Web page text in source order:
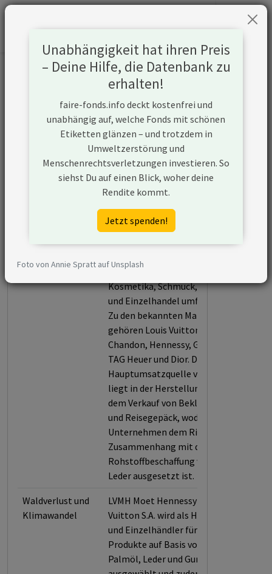
Informationen zum Unternehmen
LVMH Moet Hennessy  Louis
Vuitton
https://www.lvmh.com/
Konflikte
Kurzbeschreibung
LVMH ist eine französische
Unternehmensgruppe im
Luxusgüterbereich, dessen
Spirituosen, Parfums,
Kosmetika, Schmuck, Mode
und Einzelhandel umfassen.
Zu den bekannten Marken
gehören Louis Vuitton, Moët &
Chandon, Hennessy, Givenchy,
TAG Heuer und Dior. Die
Hauptumsatzquelle von LVMH
liegt in der Herstellung und
dem Verkauf von Bekleidung
und Reisegepäck, wodurch das
Unternehmen dem Risiko im
Zusammenhang mit der
Rohstoffbeschaffung von
Leder ausgesetzt ist.
Waldverlust und
Klimawandel
LVMH Moet Hennessy Louis
Vuitton S.A. wird als Hersteller
und Einzelhändler für
Produkte auf Basis von
Palmöl, Leder und Gummi
Unabhängigkeit hat ihren Preis
– Deine Hilfe, die Datenbank zu
erhalten!
faire-fonds.info deckt kostenfrei und
unabhängig auf, welche Fonds mit schönen
Etiketten glänzen – und trotzdem in
Umweltzerstörung und
Menschenrechtsverletzungen investieren. So
siehst Du auf einen Blick, woher deine
Rendite kommt.
Jetzt spenden!
Foto von Annie Spratt auf Unsplash